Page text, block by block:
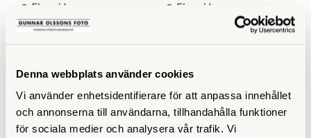
Denna webbplats använder cookies
Vi använder enhetsidentifierare för att anpassa innehållet
och annonserna till användarna, tillhandahålla funktioner
för sociala medier och analysera vår trafik. Vi
Finns i lager
1.990 SEK
LÄS MER
KÖP
Finns i lager
KÖP